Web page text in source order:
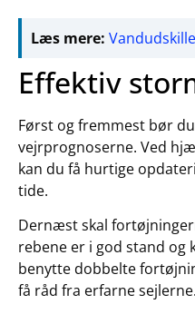
Læs mere:
Effektiv
Først og fremmest bør
vejrprognoserne. Ved
kan du få hurtige
tide.
Dernæst skal
rebene er i god stand og
benytte dobbelte
få råd fra erfarne sejlerne.